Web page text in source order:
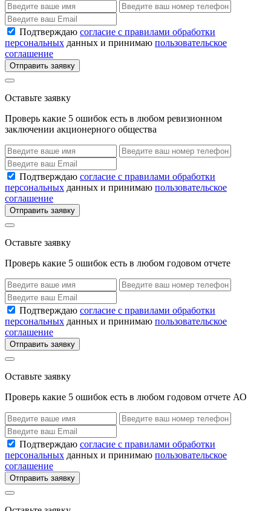
Подтверждаю согласие с правилами обработки
персональных данных и принимаю пользовательское
соглашение
Отправить заявку
Оставьте заявку
Проверь какие 5 ошибок есть в любом ревизионном
заключении акционерного общества
Подтверждаю согласие с правилами обработки
персональных данных и принимаю пользовательское
соглашение
Отправить заявку
Оставьте заявку
Проверь какие 5 ошибок есть в любом годовом отчете
Подтверждаю согласие с правилами обработки
персональных данных и принимаю пользовательское
соглашение
Отправить заявку
Оставьте заявку
Проверь какие 5 ошибок есть в любом годовом отчете АО
Подтверждаю согласие с правилами обработки
персональных данных и принимаю пользовательское
соглашение
Отправить заявку